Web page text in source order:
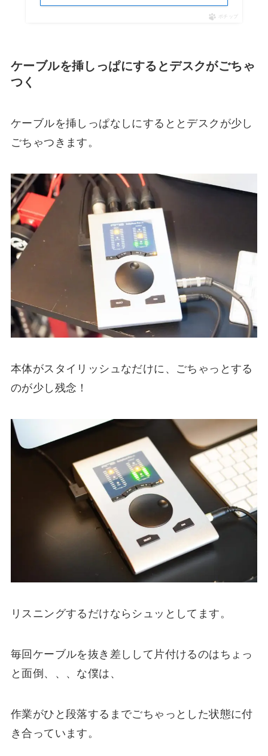
ポチップ
ケーブルを挿しっぱにするとデスクがごちゃ
つく
ケーブルを挿しっぱなしにするととデスクが少し
ごちゃつきます。
本体がスタイリッシュなだけに、ごちゃっとする
のが少し残念！
リスニングするだけならシュッとしてます。
毎回ケーブルを抜き差しして片付けるのはちょっ
と面倒、、、な僕は、
作業がひと段落するまでごちゃっとした状態に付
き合っています。